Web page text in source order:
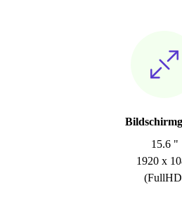
15.6 "
1920 x